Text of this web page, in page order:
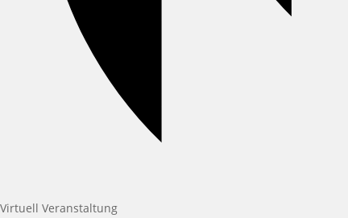
Virtuell Veranstaltung